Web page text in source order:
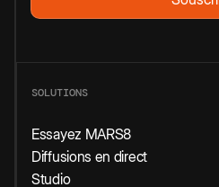
SOLUTIONS
Essayez MARS8
Diffusions en direct
Studio